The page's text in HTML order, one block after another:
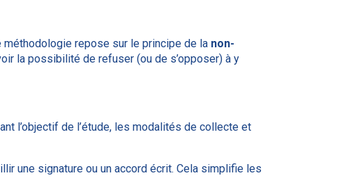
repose sur le principe de la non-
la possibilité de refuser (ou de s’opposer) à y
l’objectif de l’étude, les modalités de collecte et
une signature ou un accord écrit. Cela simplifie les